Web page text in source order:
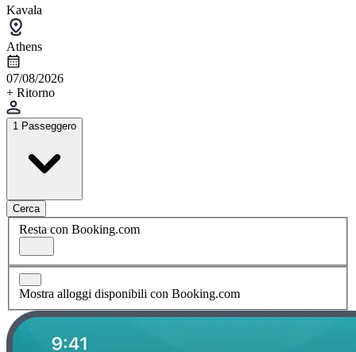
Kavala
Athens
07/08/2026
+ Ritorno
1 Passeggero
Cerca
Resta con Booking.com
Mostra alloggi disponibili con Booking.com